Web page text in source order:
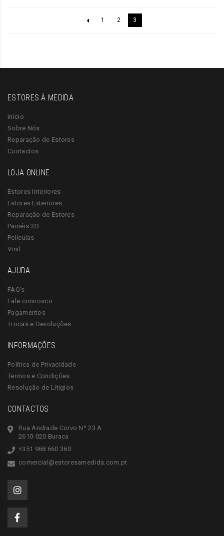
1 2 3
ESTORES À MEDIDA
Início
Sobre Nós
Reparação de Estores
Contactos
LOJA ONLINE
Estores Interiores
Estores Exteriores
Reparação de Estores
Painéis 3D
Películas
Vinil
AJUDA
FAQ’s
Fale connosco
Pagamentos
Trocas e Devoluções
INFORMAÇÕES
Política de Privacidade
Termos e Condições
Resolução de Lítigios
CONTACTOS
Rua Andrade Corvo Nº 23 A
2610-020 Buraca
+351 968 660 360
comercial@estoresamedida.com.pt